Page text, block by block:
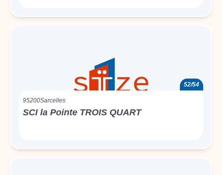
52/54
95200Sarcelles
SCI la Pointe TROIS QUART